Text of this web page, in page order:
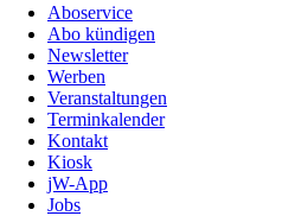
Aboservice
Abo kündigen
Newsletter
Werben
Veranstaltungen
Terminkalender
Kontakt
Kiosk
jW-App
Jobs